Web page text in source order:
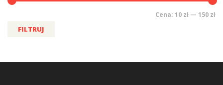
FILTRUJ
Cena: 10 zł — 150 zł